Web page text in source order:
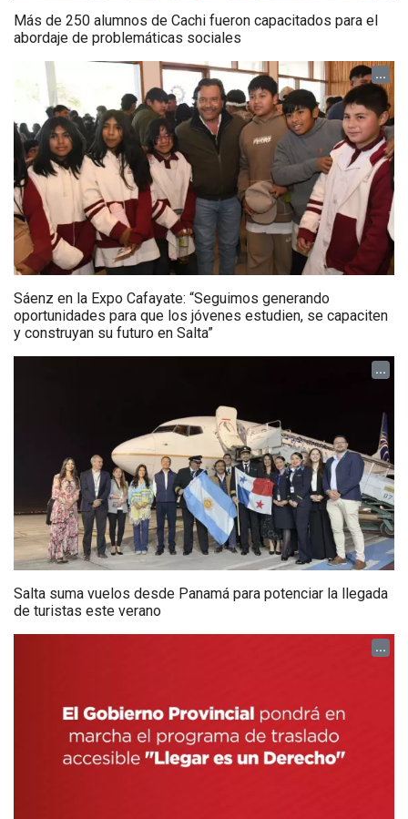
Más de 250 alumnos de Cachi fueron capacitados para el
abordaje de problemáticas sociales
...
Sáenz en la Expo Cafayate: “Seguimos generando
oportunidades para que los jóvenes estudien, se capaciten
y construyan su futuro en Salta”
...
Salta suma vuelos desde Panamá para potenciar la llegada
de turistas este verano
...